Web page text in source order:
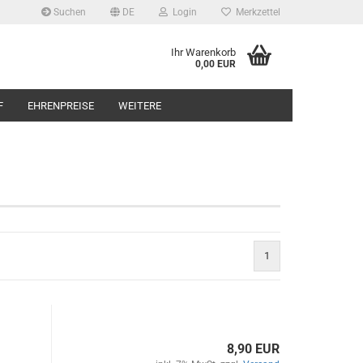
Suchen DE Login Merkzettel
Ihr Warenkorb
0,00 EUR
EHRENPREISE WEITERE
1
8,90 EUR